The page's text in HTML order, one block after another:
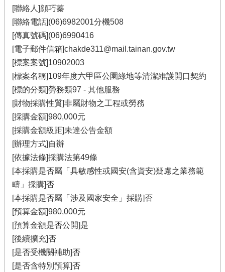
[聯絡人]顔巧蓁
[聯絡電話](06)6982001分機508
[傳真號碼](06)6990416
[電子郵件信箱]chakde311@mail.tainan.gov.tw
[標案案號]10902003
[標案名稱]109年度六甲區公園綠地等清潔維護開口契約
[標的分類]勞務類97 - 其他服務
[財物採購性質]非屬財物之工程或勞務
[採購金額]980,000元
[採購金額級距]未達公告金額
[辦理方式]自辦
[依據法條]採購法第49條
[本採購是否屬「具敏感性或國安(含資安)疑慮之業務範
疇」採購]否
[本採購是否屬「涉及國家安全」採購]否
[預算金額]980,000元
[預算金額是否公開]是
[後續擴充]否
[是否受機關補助]否
[是否含特別預算]否